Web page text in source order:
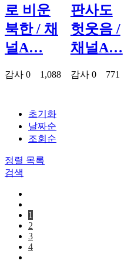
로 비운
북한 / 채
널A…
감사 0 1,088
판사도
헛웃음 /
채널A…
감사 0 771
초기화
날짜순
조회순
정렬 목록
검색
1
2
3
4